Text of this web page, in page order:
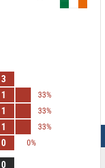
3
1
33%
1
33%
1
33%
0 0%
0